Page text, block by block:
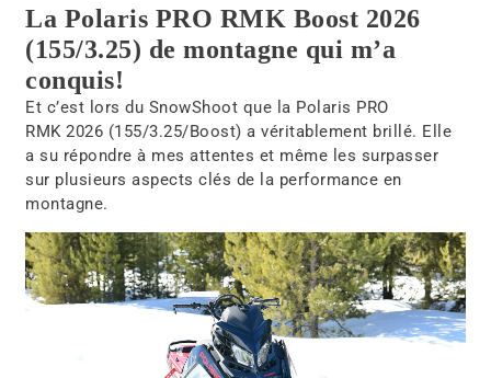
La Polaris PRO RMK Boost 2026
(155/3.25) de montagne qui m’a
conquis!
Et c’est lors du SnowShoot que la Polaris PRO
RMK 2026 (155/3.25/Boost) a véritablement brillé. Elle
a su répondre à mes attentes et même les surpasser
sur plusieurs aspects clés de la performance en
montagne.